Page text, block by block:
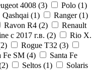
4008 (3) Polo (1)
Qashqai (1) Ranger (1)
Ravon R4 (2)
Renault
c 2017 г.в. (2)
Rio X.
2) Rogue T32 (3)
Fe SM (4)
Santa Fe
2) Seltos (1)
Solaris